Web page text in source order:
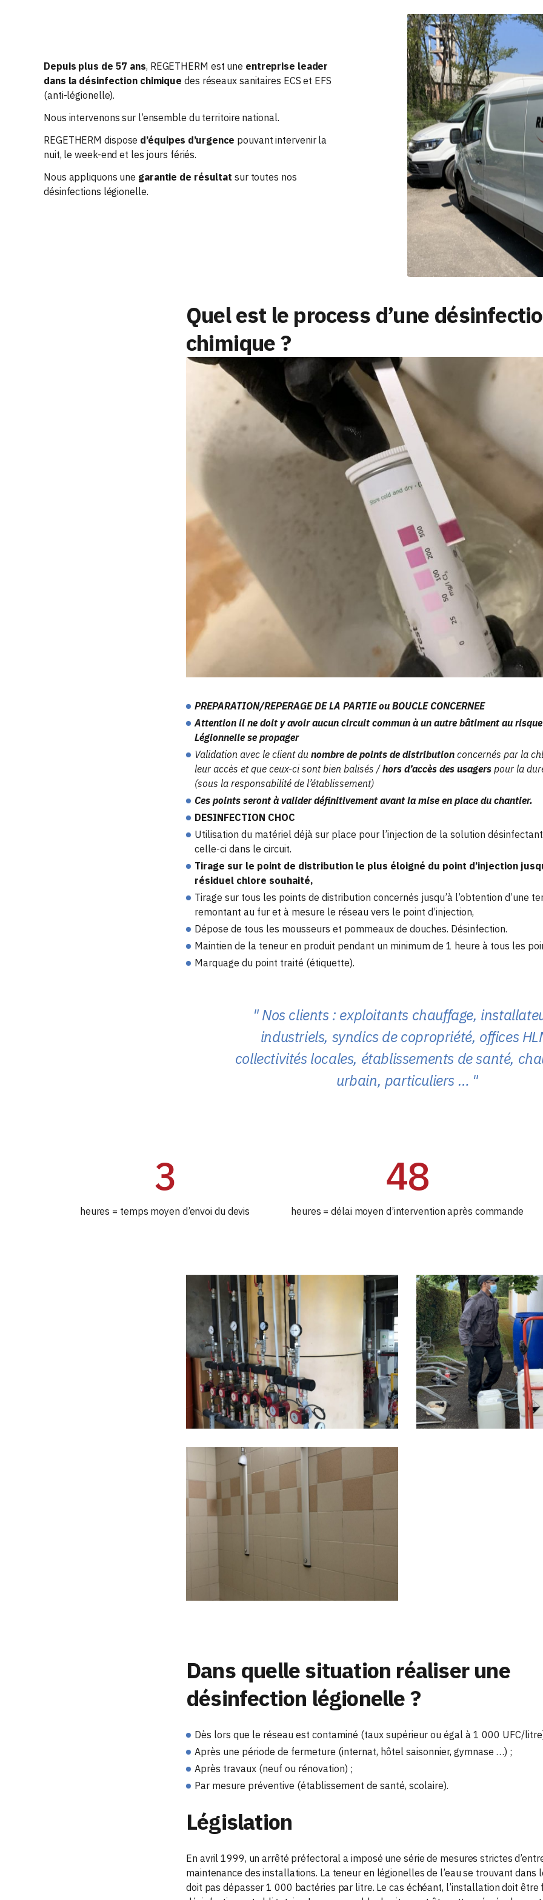
Depuis plus de 57 ans, REGETHERM est une entreprise leader
dans la désinfection chimique des réseaux sanitaires ECS et EFS
(anti-légionelle).
Nous intervenons sur l’ensemble du territoire national.
REGETHERM dispose d’équipes d’urgence pouvant intervenir la
nuit, le week-end et les jours fériés.
Nous appliquons une garantie de résultat sur toutes nos
désinfections légionelle.
Quel est le process d’une
chimique ?
PREPARATION/REPERAGE DE LA PARTIE ou BOUCLE CONCERNEE
Attention il ne doit y avoir aucun circuit commun à un autre bâtiment au
Légionnelle se propager
Validation avec le client du nombre de points de distribution concernés par la
leur accès et que ceux-ci sont bien balisés /hors d’accès des usagers pour la
(sous la responsabilité de l’établissement)
Ces points seront à valider définitivement avant la mise en place du chantier.
DESINFECTION CHOC
Utilisation du matériel déjà sur place pour l’injection de la solution
celle-ci dans le circuit.
Tirage sur le point de distribution le plus éloigné du point d’injection
résiduel chlore souhaité,
Tirage sur tous les points de distribution concernés jusqu’à l’obtention d’une
remontant au fur et à mesure le réseau vers le point d’injection,
Dépose de tous les mousseurs et pommeaux de douches. Désinfection.
Maintien de la teneur en produit pendant un minimum de 1 heure à tous les
Marquage du point traité (étiquette).
Nos clients : exploitants chauffage,
industriels, syndics de copropriété, offices
collectivités locales, établissements de santé,
urbain, particuliers …
3
heures = temps moyen d’envoi du devis
48
heures = délai moyen d’intervention après commande
Dans quelle situation réaliser une
désinfection légionelle ?
Dès lors que le réseau est contaminé (taux supérieur ou égal à 1 000 UFC/
Après une période de fermeture (internat, hôtel saisonnier, gymnase …) ;
Après travaux (neuf ou rénovation) ;
Par mesure préventive (établissement de santé, scolaire).
Législation
En avril 1999, un arrêté préfectoral a imposé une série de mesures strictes
maintenance des installations. La teneur en légionelles de l’eau se trouvant dans
doit pas dépasser 1 000 bactéries par litre. Le cas échéant, l’installation doit être